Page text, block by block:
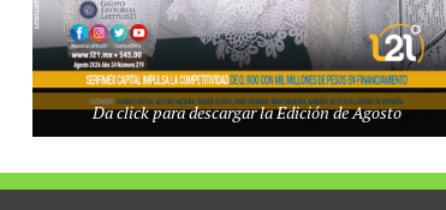
Industria global en
reconfiguración
31 marzo, 2026
Da click para descargar la Edición de Agosto